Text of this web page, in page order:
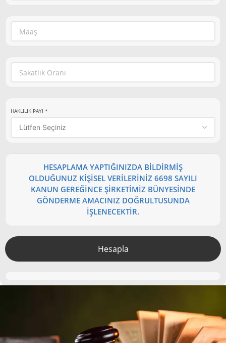
HAKLILIK PAYI *
HESAPLAMA YAPTIĞINIZDA BILDIRMIŞ
OLDUĞUNUZ KIŞISEL VERILERINIZ 6698 SAYILI
KANUN GEREĞINCE ŞIRKETIMIZ BÜNYESINDE
GÖNDERME AMACINIZ DOĞRULTUSUNDA
IŞLENECEKTIR.